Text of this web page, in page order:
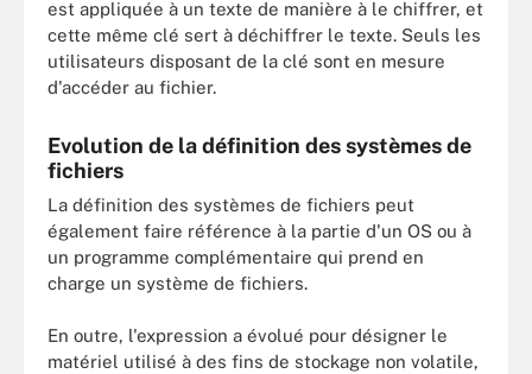
est appliquée à un texte de manière à le chiffrer, et
cette même clé sert à déchiffrer le texte. Seuls les
utilisateurs disposant de la clé sont en mesure
d'accéder au fichier.
Evolution de la définition des systèmes de
fichiers
La définition des systèmes de fichiers peut
également faire référence à la partie d'un OS ou à
un programme complémentaire qui prend en
charge un système de fichiers.
En outre, l'expression a évolué pour désigner le
matériel utilisé à des fins de stockage non volatile,